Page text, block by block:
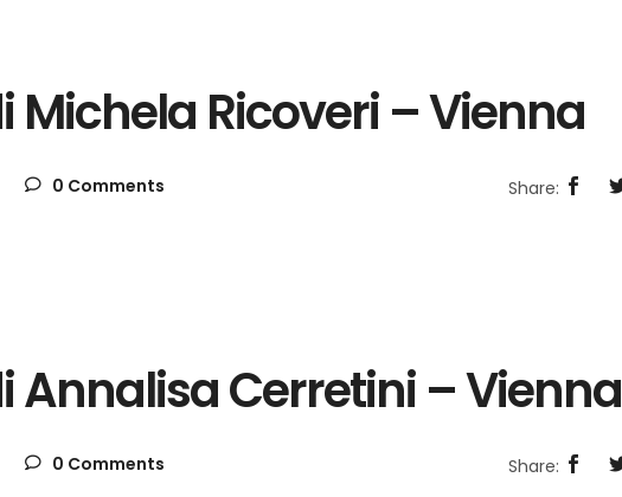
Michela Ricoveri – Vienna
0 Comments
Annalisa Cerretini – Vienna
0 Comments